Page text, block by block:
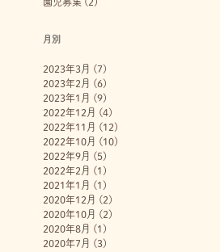
月別
2023年3月 (7)
2023年2月 (6)
2023年1月 (9)
2022年12月 (4)
2022年11月 (12)
2022年10月 (10)
2022年9月 (5)
2022年2月 (1)
2021年1月 (1)
2020年12月 (2)
2020年10月 (2)
2020年8月 (1)
2020年7月 (3)